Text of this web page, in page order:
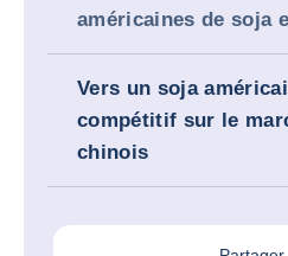
américaines de soja
Vers un soja
compétitif sur le
chinois